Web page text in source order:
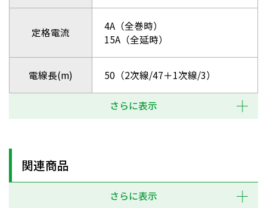
定格電流
4A（全巻時）
15A（全延時）
電線長(m) 50（2次線/47＋1次線/3）
さらに表示
関連商品
さらに表示